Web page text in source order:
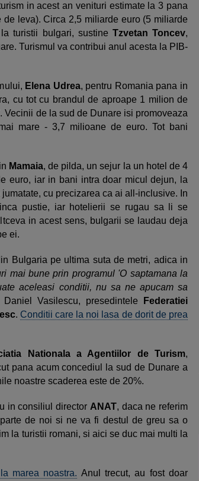
in acest an venituri estimate la 3 pana
leva). Circa 2,5 miliarde euro (5 miliarde
turistii bulgari, sustine Tzvetan Toncev,
Turismul va contribui anul acesta la PIB-
Elena Udrea, pentru Romania pana in
cu tot cu brandul de aproape 1 milion de
Vecinii de la sud de Dunare isi promoveaza
mare - 3,7 milioane de euro. Tot bani
Mamaia, de pilda, un sejur la un hotel de 4
euro, iar in bani intra doar micul dejun, la
cu precizarea ca ai all-inclusive. In
pustie, iar hotelierii se rugau sa li se
in acest sens, bulgarii se laudau deja
ei.
Bulgaria pe ultima suta de metri, adica in
mai bune prin programul 'O saptamana la
aceleasi conditii, nu sa ne apucam sa
Vasilescu, presedintele
Federatiei
. Conditii care la noi lasa de dorit de prea
Nationala a Agentiilor de Turism,
pana acum concediul la sud de Dunare a
noastre scaderea este de 20%.
in consiliul director ANAT, daca ne referim
de noi si ne va fi destul de greu sa o
la turistii romani, si aici se duc mai multi la
marea noastra. Anul trecut, au fost doar